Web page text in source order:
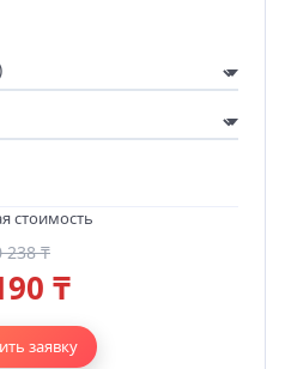
стоимость
238 ₸
₸
заявку